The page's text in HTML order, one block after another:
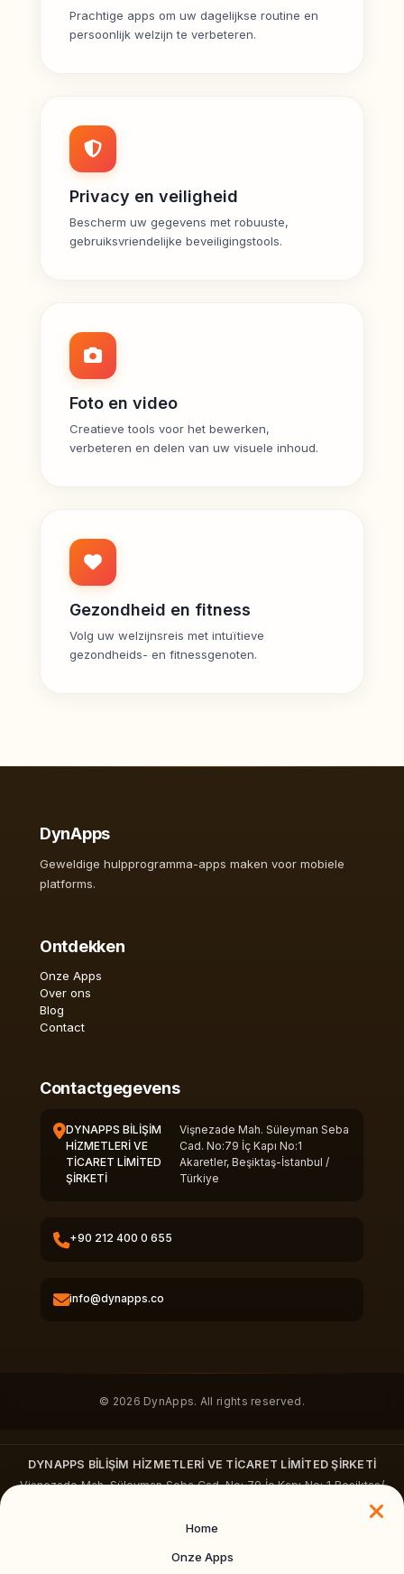
Home
Onze Apps
Prachtige apps om uw dagelijkse routine en
persoonlijk welzijn te verbeteren.
Privacy en veiligheid
Bescherm uw gegevens met robuuste,
gebruiksvriendelijke beveiligingstools.
Foto en video
Creatieve tools voor het bewerken,
verbeteren en delen van uw visuele inhoud.
Gezondheid en fitness
Volg uw welzijnsreis met intuïtieve
gezondheids- en fitnessgenoten.
DynApps
Geweldige hulpprogramma-apps maken voor mobiele
platforms.
Ontdekken
Onze Apps
Over ons
Blog
Contact
Contactgegevens
DYNAPPS BİLİŞİM
HİZMETLERİ VE
TİCARET LİMİTED
ŞİRKETİ
Vişnezade Mah. Süleyman Seba
Cad. No:79 İç Kapı No:1
Akaretler, Beşiktaş-İstanbul /
Türkiye
+90 212 400 0 655
info@dynapps.co
© 2026 DynApps. All rights reserved.
DYNAPPS BİLİŞİM HİZMETLERİ VE TİCARET LİMİTED ŞİRKETİ
Vişnezade Mah. Süleyman Seba Cad. No: 79 İç Kapı No: 1 Beşiktaş/
+90 212 400 0655